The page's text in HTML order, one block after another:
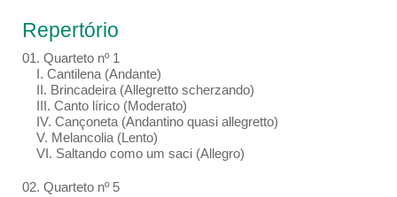
Repertório
01. Quarteto nº 1
I. Cantilena (Andante)
II. Brincadeira (Allegretto scherzando)
III. Canto lírico (Moderato)
IV. Cançoneta (Andantino quasi allegretto)
V. Melancolia (Lento)
VI. Saltando como um saci (Allegro)
02. Quarteto nº 5